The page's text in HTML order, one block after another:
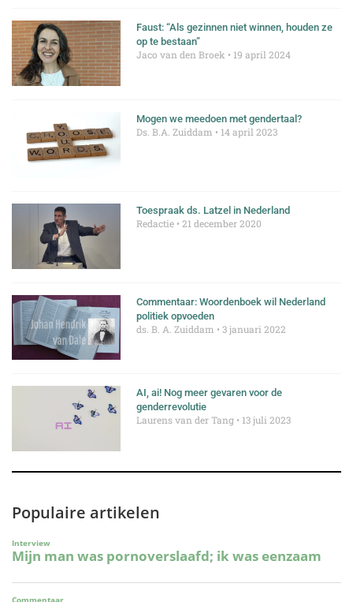
Faust: “Als gezinnen niet winnen, houden ze
op te bestaan”
Jaco van den Broek 19 april 2024
Mogen we meedoen met gendertaal?
Ds. B.A. Zuiddam 14 april 2023
Toespraak ds. Latzel in Nederland
Redactie 21 december 2020
Commentaar: Woordenboek wil Nederland
politiek opvoeden
ds. B. A. Zuiddam 3 januari 2022
AI, ai! Nog meer gevaren voor de
genderrevolutie
Laurens van der Tang 13 juli 2023
Populaire artikelen